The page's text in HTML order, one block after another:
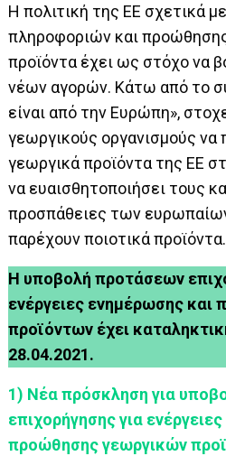
Η πολιτική της ΕΕ σχετικά
πληροφοριών και
προϊόντα έχει ως στόχο να
νέων αγορών. Κάτω από το
είναι από την Ευρώπη»,
γεωργικούς οργανισμούς
γεωργικά προϊόντα της ΕΕ
να ευαισθητοποιήσει τους
προσπάθειες των
παρέχουν ποιοτικά προϊόντα.
Η υποβολή προτάσεων
ενέργειες ενημέρωσης
προϊόντων έχει
28.04.2021.
1) Νέα πρόσκληση για
επιχορήγησης για
προώθησης γεωργικών